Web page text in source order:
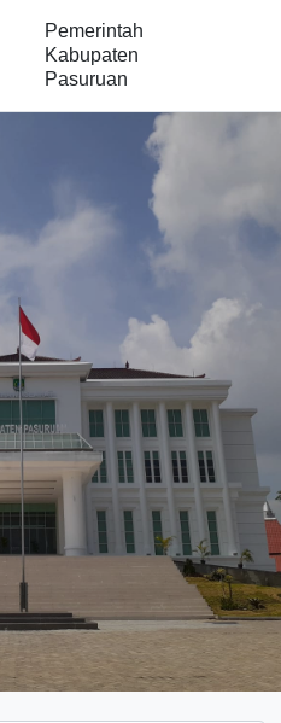
Pemerintah
Kabupaten
Pasuruan